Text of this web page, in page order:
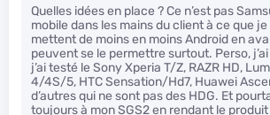
Quelles idées en place ? Ce n’est pas
mobile dans les mains du client à ce que
mettent de moins en moins Android en
peuvent se le permettre surtout. Perso,
j’ai testé le Sony Xperia T/Z, RAZR HD,
4/4S/5, HTC Sensation/Hd7, Huawei
d’autres qui ne sont pas des HDG. Et
toujours à mon SGS2 en rendant le produit